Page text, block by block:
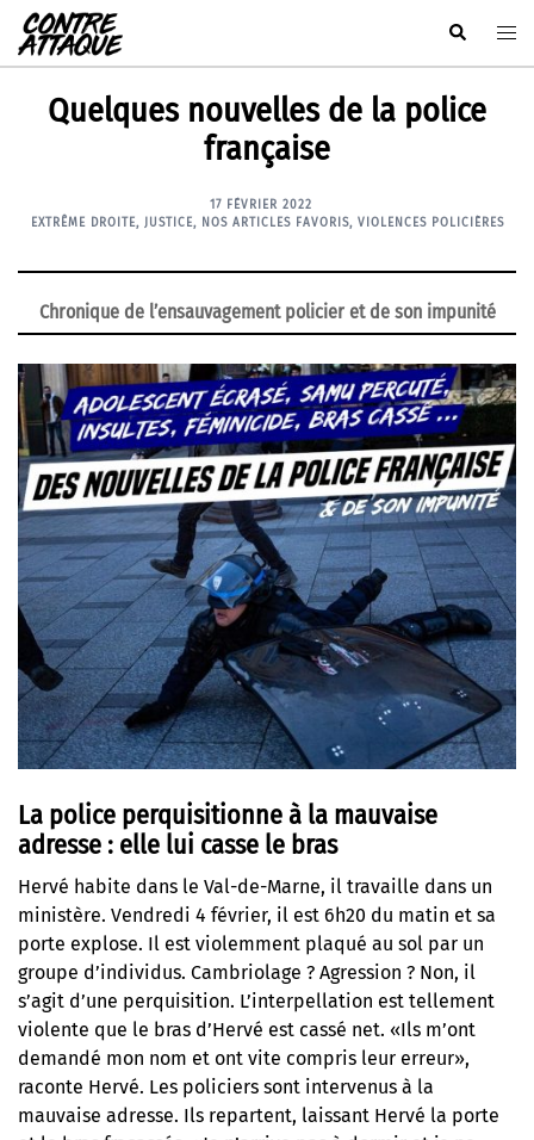
Aller
au
contenu
Rechercher
Quelques nouvelles de la police
française
17 FÉVRIER 2022
EXTRÊME DROITE, JUSTICE, NOS ARTICLES FAVORIS, VIOLENCES POLICIÈRES
Chronique de l’ensauvagement policier et de son impunité
La police perquisitionne à la mauvaise
adresse : elle lui casse le bras
Hervé habite dans le Val-de-Marne, il travaille dans un
ministère. Vendredi 4 février, il est 6h20 du matin et sa
porte explose. Il est violemment plaqué au sol par un
groupe d’individus. Cambriolage ? Agression ? Non, il
s’agit d’une perquisition. L’interpellation est tellement
violente que le bras d’Hervé est cassé net. «Ils m’ont
demandé mon nom et ont vite compris leur erreur»,
raconte Hervé. Les policiers sont intervenus à la
mauvaise adresse. Ils repartent, laissant Hervé la porte